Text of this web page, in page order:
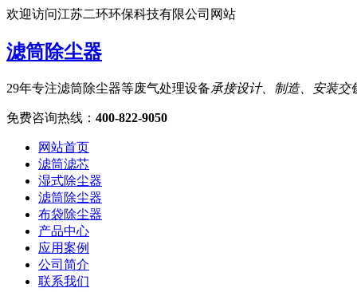
欢迎访问江苏二环环保科技有限公司网站
滤筒除尘器
29年专注滤筒除尘器等废气处理设备承接设计、制造、安装交
免费咨询热线 ： 400-822-9050
网站首页
滤筒滤芯
湿式除尘器
滤筒除尘器
布袋除尘器
产品中心
应用案例
公司简介
联系我们